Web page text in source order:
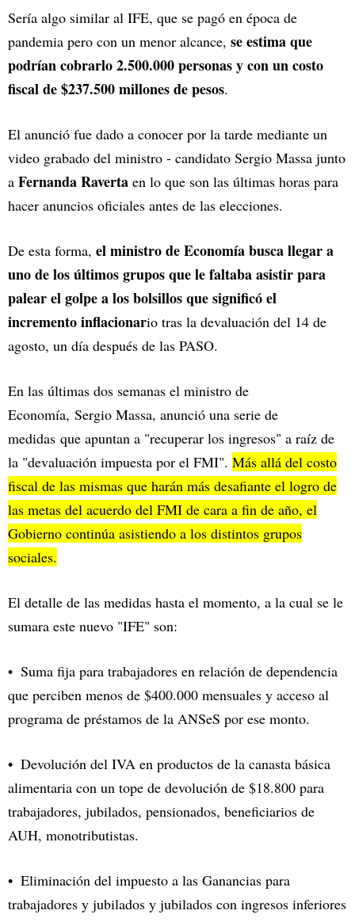
Sería algo similar al IFE, que se pagó en época de
pandemia pero con un menor alcance, se estima que
podrían cobrarlo 2.500.000 personas y con un costo
fiscal de $237.500 millones de pesos.
El anunció fue dado a conocer por la tarde mediante un
video grabado del ministro - candidato Sergio Massa junto
a Fernanda Raverta en lo que son las últimas horas para
hacer anuncios oficiales antes de las elecciones.
De esta forma, el ministro de Economía busca llegar a
uno de los últimos grupos que le faltaba asistir para
palear el golpe a los bolsillos que significó el
incremento inflacionario tras la devaluación del 14 de
agosto, un día después de las PASO.
En las últimas dos semanas el ministro de
Economía, Sergio Massa, anunció una serie de
medidas que apuntan a "recuperar los ingresos" a raíz de
la "devaluación impuesta por el FMI". Más allá del costo
fiscal de las mismas que harán más desafiante el logro de
las metas del acuerdo del FMI de cara a fin de año, el
Gobierno continúa asistiendo a los distintos grupos
sociales.
El detalle de las medidas hasta el momento, a la cual se le
sumara este nuevo "IFE" son:
Suma fija para trabajadores en relación de dependencia
que perciben menos de $400.000 mensuales y acceso al
programa de préstamos de la ANSeS por ese monto.
Devolución del IVA en productos de la canasta básica
alimentaria con un tope de devolución de $18.800 para
trabajadores, jubilados, pensionados, beneficiarios de
AUH, monotributistas.
Eliminación del impuesto a las Ganancias para
trabajadores y jubilados y jubilados con ingresos inferiores